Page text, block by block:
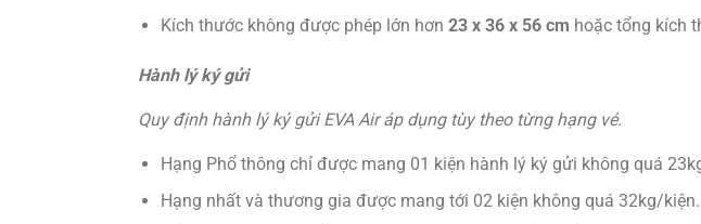
Kích thước không được phép lớn hơn 23 x 36 x 56 cm hoặc tổng kích
Hành lý ký gửi
Quy định hành lý ký gửi EVA Air áp dụng tùy theo từng hạng vé.
Hạng Phổ thông chỉ được mang 01 kiện hành lý ký gửi không quá
Hạng nhất và thương gia được mang tới 02 kiện không quá 32kg/kiện.